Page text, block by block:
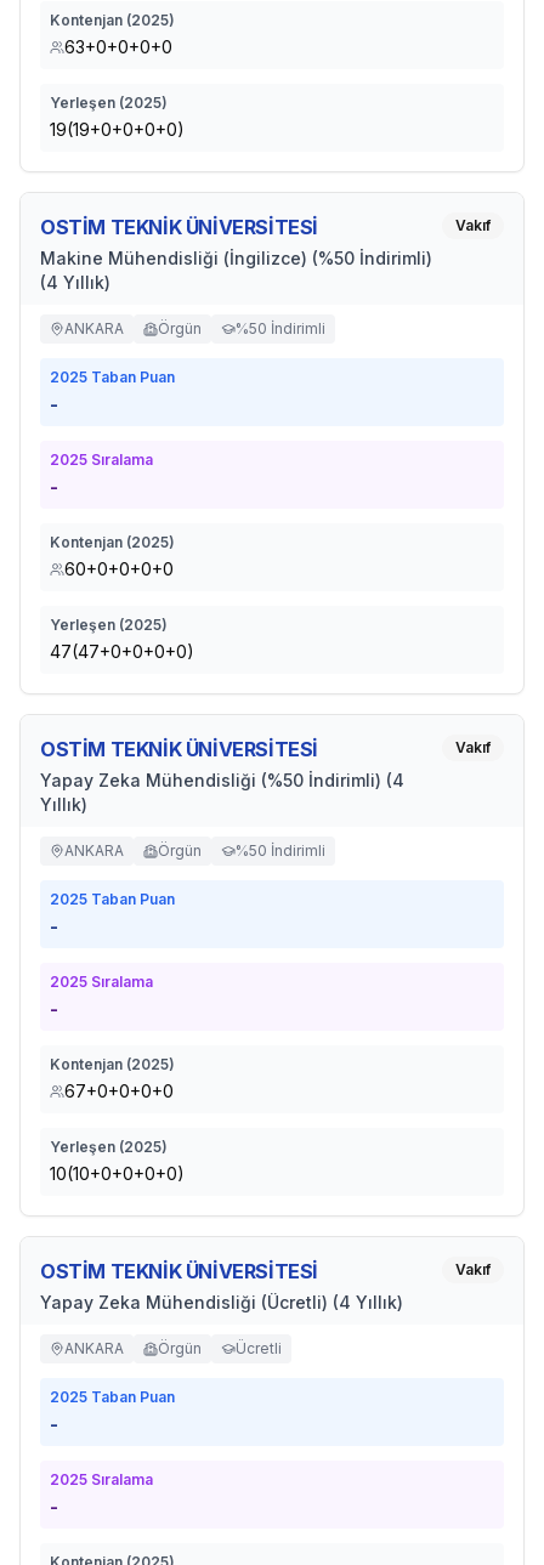
Kontenjan (2025)
63+0+0+0+0
Yerleşen (2025)
19(19+0+0+0+0)
OSTİM TEKNİK ÜNİVERSİTESİ
Makine Mühendisliği (İngilizce) (%50 İndirimli)
(4 Yıllık)
Vakıf
ANKARA Örgün %50 İndirimli
2025 Taban Puan
-
2025 Sıralama
-
Kontenjan (2025)
60+0+0+0+0
Yerleşen (2025)
47(47+0+0+0+0)
OSTİM TEKNİK ÜNİVERSİTESİ
Yapay Zeka Mühendisliği (%50 İndirimli) (4
Yıllık)
Vakıf
ANKARA Örgün %50 İndirimli
2025 Taban Puan
-
2025 Sıralama
-
Kontenjan (2025)
67+0+0+0+0
Yerleşen (2025)
10(10+0+0+0+0)
OSTİM TEKNİK ÜNİVERSİTESİ
Yapay Zeka Mühendisliği (Ücretli) (4 Yıllık)
Vakıf
ANKARA Örgün Ücretli
2025 Taban Puan
-
2025 Sıralama
-